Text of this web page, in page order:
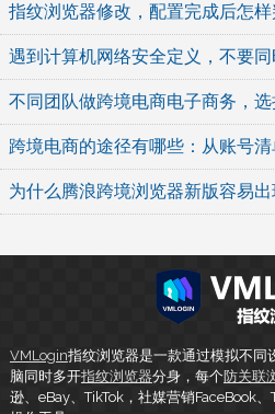
指纹浏览器修改，配置完成后怎
遇到计算机网络安全定义，不要
不同团队做跨境电商电子商务，
跨境电商的途径有哪些：从账号清
为什么腾浪跨境浏览器新版容易出
VMLogin指纹浏览器是一款通过模拟不同
脑同时多开指纹浏览器分身，每个防关联
逊、eBay、TikTok，社媒营销FaceBook